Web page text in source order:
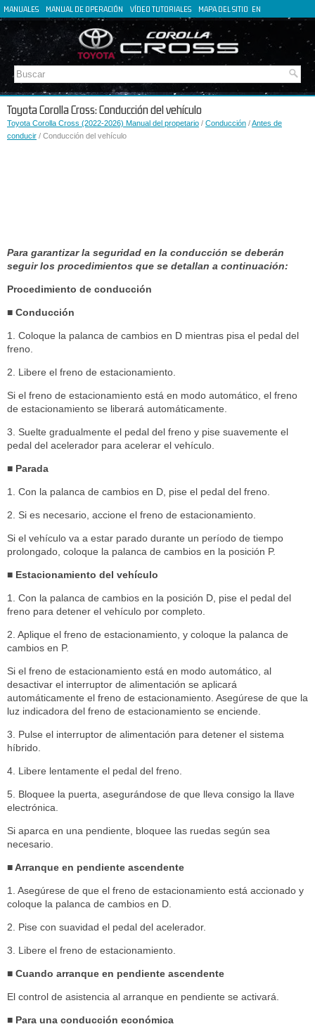
MANUALES MANUAL DE OPERACIÓN VÍDEO TUTORIALES MAPA DEL SITIO EN
FR
IT
Toyota Corolla Cross: Conducción del vehículo
Toyota Corolla Cross (2022-2026) Manual del propetario / Conducción /Antes de
conducir / Conducción del vehículo
Para garantizar la seguridad en la conducción se deberán
seguir los procedimientos que se detallan a continuación:
Procedimiento de conducción
■ Conducción
1. Coloque la palanca de cambios en D mientras pisa el pedal del
freno.
2. Libere el freno de estacionamiento.
Si el freno de estacionamiento está en modo automático, el freno
de estacionamiento se liberará automáticamente.
3. Suelte gradualmente el pedal del freno y pise suavemente el
pedal del acelerador para acelerar el vehículo.
■ Parada
1. Con la palanca de cambios en D, pise el pedal del freno.
2. Si es necesario, accione el freno de estacionamiento.
Si el vehículo va a estar parado durante un período de tiempo
prolongado, coloque la palanca de cambios en la posición P.
■ Estacionamiento del vehículo
1. Con la palanca de cambios en la posición D, pise el pedal del
freno para detener el vehículo por completo.
2. Aplique el freno de estacionamiento, y coloque la palanca de
cambios en P.
Si el freno de estacionamiento está en modo automático, al
desactivar el interruptor de alimentación se aplicará
automáticamente el freno de estacionamiento. Asegúrese de que la
luz indicadora del freno de estacionamiento se enciende.
3. Pulse el interruptor de alimentación para detener el sistema
híbrido.
4. Libere lentamente el pedal del freno.
5. Bloquee la puerta, asegurándose de que lleva consigo la llave
electrónica.
Si aparca en una pendiente, bloquee las ruedas según sea
necesario.
■ Arranque en pendiente ascendente
1. Asegúrese de que el freno de estacionamiento está accionado y
coloque la palanca de cambios en D.
2. Pise con suavidad el pedal del acelerador.
3. Libere el freno de estacionamiento.
■ Cuando arranque en pendiente ascendente
El control de asistencia al arranque en pendiente se activará.
■ Para una conducción económica